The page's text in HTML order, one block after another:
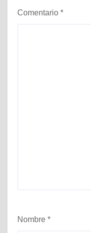
Comentario *
Nombre *